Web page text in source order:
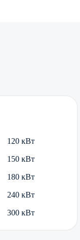
120 кВт
150 кВт
180 кВт
240 кВт
300 кВт